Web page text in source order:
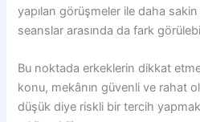
yapılan görüşmeler ile daha
seanslar arasında da fark
Bu noktada erkeklerin dikkat
konu, mekânın güvenli ve rahat
düşük diye riskli bir tercih